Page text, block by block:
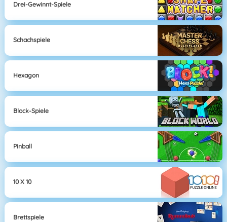
Drei-Gewinnt-Spiele
Schachspiele
Hexagon
Block-Spiele
Pinball
10 X 10
Brettspiele